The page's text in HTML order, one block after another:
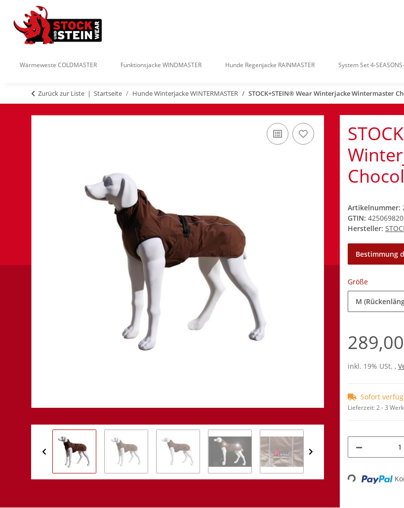
Wärmeweste COLDMASTER Funktionsjacke WINDMASTER Hunde Regenjacke RAINMASTER System Set 4-
Zurück zur Liste Startseite Hunde Winterjacke WINTERMASTER STOCK+STEIN® Wear Winterjacke Wintermaster
Artikelnummer:
GTIN:
Hersteller:
Bestimmung
Größe
M
inkl. 19% USt. ,
Sofort
Lieferzeit:2 - 3
Loading...